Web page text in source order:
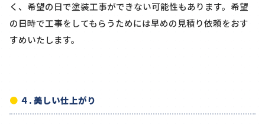
く、希望の日で塗装工事ができない可能性もあります。希望
の日時で工事をしてもらうためには早めの見積り依頼をおす
すめいたします。
４. 美しい仕上がり